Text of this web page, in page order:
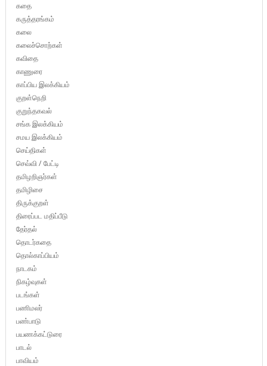
கதை
கருத்தரங்கம்
கலை
கலைச்சொற்கள்
கவிதை
காணுரை
காப்பிய இலக்கியம்
குறள்நெறி
குறுந்தகவல்
சங்க இலக்கியம்
சமய இலக்கியம்
செய்திகள்
செவ்வி / பேட்டி
தமிழறிஞர்கள்
தமிழிசை
திருக்குறள்
திரைப்பட மதிப்பீடு
தேர்தல்
தொடர்கதை
தொல்காப்பியம்
நாடகம்
நிகழ்வுகள்
படங்கள்
பணிமலர்
பண்பாடு
பயணக்கட்டுரை
பாடல்
பாவியம்